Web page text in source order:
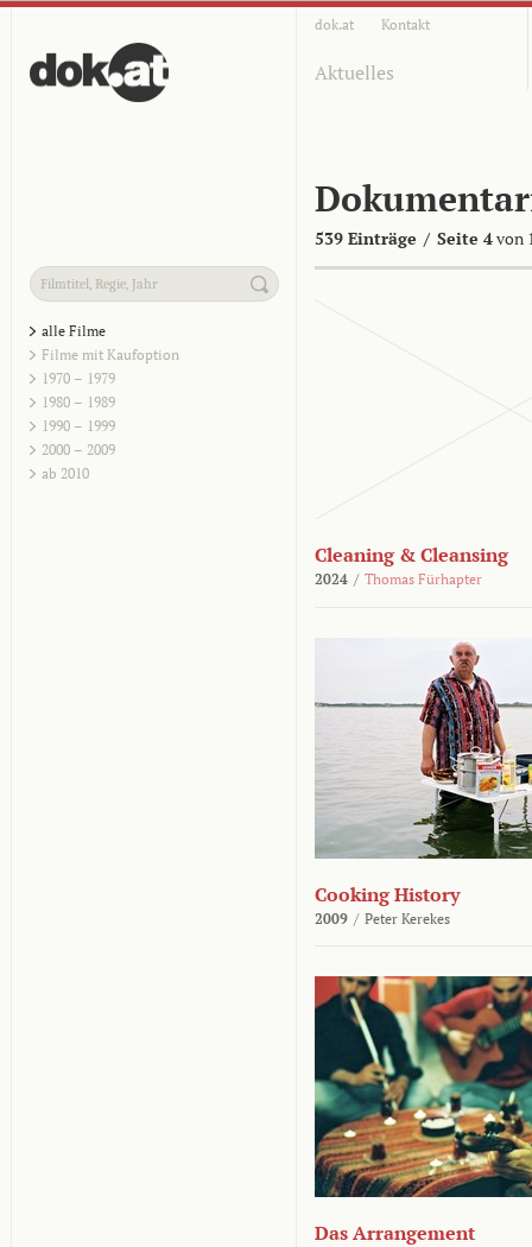
dok.at Kontakt
Aktuelles
539 Einträge / Seite 4von
alle Filme
Filme mit Kaufoption
1970 – 1979
1980 – 1989
1990 – 1999
2000 – 2009
ab 2010
Cleaning & Cleansing
2024 / Thomas Fürhapter
Cooking History
2009 / Peter Kerekes
Das Arrangement